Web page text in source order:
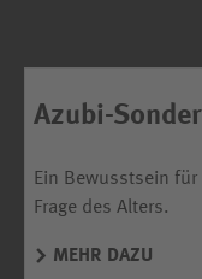
Azubi-
Ein Bewusstsein
Frage des Alters.
MEHR DAZU